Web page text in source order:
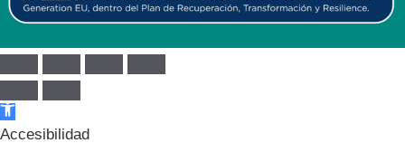
Abrir barra de herramientas
Accesibilidad